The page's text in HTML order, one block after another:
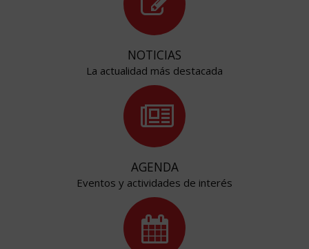
NOTICIAS
La actualidad más destacada
AGENDA
Eventos y actividades de interés